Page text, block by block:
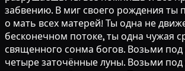
забвению. В миг своего рождения ты
о мать всех матерей! Ты одна не
бесконечном потоке, ты одна чужая
священного сонма богов. Возьми
четыре заточённые луны. Возьми